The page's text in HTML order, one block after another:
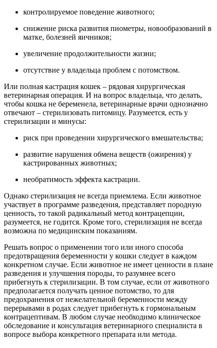
контролируемое поведение животного;
снижение риска развития пиометры, новообразований в
матке, болезней яичников;
увеличение продолжительности жизни;
отсутствие у владельца проблем с потомством.
Или полная кастрация кошек – рядовая хирургическая
ветеринарная операция. И на вопрос владельца, что делать,
чтобы кошка не беременела, ветеринарные врачи однозначно
отвечают – стерилизовать питомицу. Разумеется, есть у
стерилизации и минусы:
риск при проведении хирургического вмешательства;
развитие нарушения обмена веществ (ожирения) у
кастрированных животных;
необратимость эффекта кастрации.
Однако стерилизация не всегда приемлема. Если животное
участвует в программе разведения, представляет породную
ценность, то такой радикальный метод контрацепции,
разумеется, не годится. Кроме того, стерилизация не всегда
возможна по медицинским показаниям.
Решать вопрос о применении того или иного способа
предотвращения беременности у кошки следует в каждом
конкретном случае. Если животное не имеет ценности в плане
разведения и улучшения породы, то разумнее всего
прибегнуть к стерилизации. В том случае, если от животного
предполагается получать ценное потомство, то для
предохранения от нежелательной беременности между
перерывами в родах следует прибегнуть к гормональным
контрацептивам. В любом случае необходимо клиническое
обследование и консультация ветеринарного специалиста в
вопросе выбора конкретного препарата или метода.